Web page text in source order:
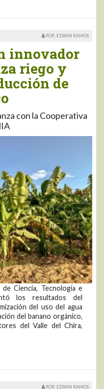
POR: EDWIN RAMOS
innovador
riego y
de
con la Cooperativa
Ciencia, Tecnología e
los resultados del
del uso del agua
del banano orgánico,
del Valle del Chira,
POR: EDWIN RAMOS